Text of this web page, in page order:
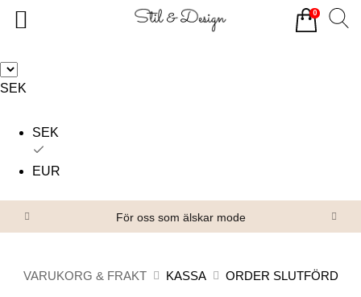
SEK
SEK
EUR
För oss som älskar mode
VARUKORG & FRAKT KASSA ORDER SLUTFÖRD
0
Underdelar
Accessoarer
Kontakta oss